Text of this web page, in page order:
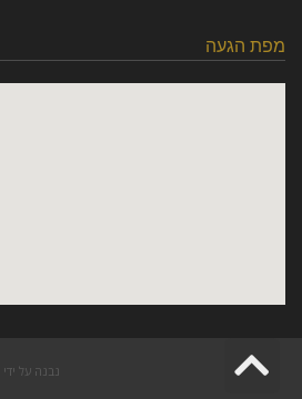
מפת הגעה
נבנה על ידי גלילה